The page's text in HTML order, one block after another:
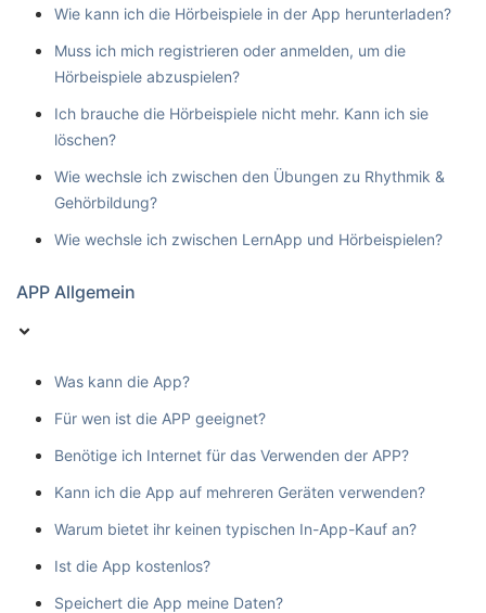
Wie kann ich die Hörbeispiele in der App herunterladen?
Muss ich mich registrieren oder anmelden, um die
Hörbeispiele abzuspielen?
Ich brauche die Hörbeispiele nicht mehr. Kann ich sie
löschen?
Wie wechsle ich zwischen den Übungen zu Rhythmik &
Gehörbildung?
Wie wechsle ich zwischen LernApp und Hörbeispielen?
APP Allgemein
Was kann die App?
Für wen ist die APP geeignet?
Benötige ich Internet für das Verwenden der APP?
Kann ich die App auf mehreren Geräten verwenden?
Warum bietet ihr keinen typischen In-App-Kauf an?
Ist die App kostenlos?
Speichert die App meine Daten?